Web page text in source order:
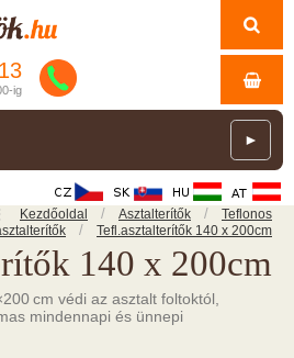
ig
►
Kezdőoldal / Asztalterítők /
Teflonos
/ Tefl.asztalterítők 140 x 200cm
140 x 200cm
cm védi az asztalt foltoktól,
mindennapi és ünnepi